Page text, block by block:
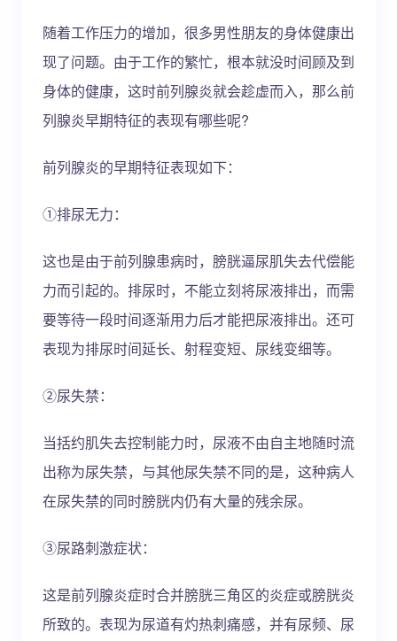
随着工作压力的增加，很多男性朋友的身体健康出
现了问题。由于工作的繁忙，根本就没时间顾及到
身体的健康，这时前列腺炎就会趁虚而入，那么前
列腺炎早期特征的表现有哪些呢?
前列腺炎的早期特征表现如下：
①排尿无力：
这也是由于前列腺患病时，膀胱逼尿肌失去代偿能
力而引起的。排尿时，不能立刻将尿液排出，而需
要等待一段时间逐渐用力后才能把尿液排出。还可
表现为排尿时间延长、射程变短、尿线变细等。
②尿失禁：
当括约肌失去控制能力时，尿液不由自主地随时流
出称为尿失禁，与其他尿失禁不同的是，这种病人
在尿失禁的同时膀胱内仍有大量的残余尿。
③尿路刺激症状：
这是前列腺炎症时合并膀胱三角区的炎症或膀胱炎
所致的。表现为尿道有灼热刺痛感，并有尿频、尿